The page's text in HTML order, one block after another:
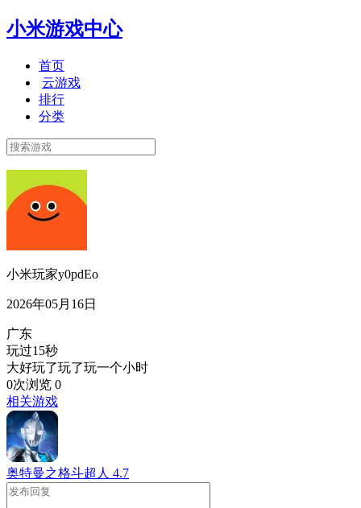
小米游戏中心
首页
云游戏
排行
分类
小米玩家y0pdEo
2026年05月16日
广东
玩过15秒
大好玩了玩了玩一个小时
0次浏览 0
相关游戏
奥特曼之格斗超人 4.7